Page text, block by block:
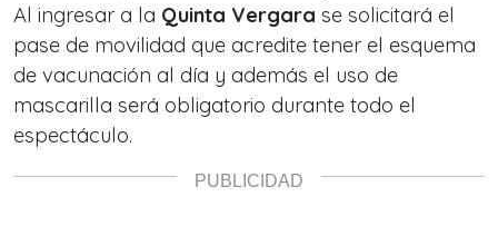
Al ingresar a la Quinta Vergara se solicitará el
pase de movilidad que acredite tener el esquema
de vacunación al día y además el uso de
mascarilla será obligatorio durante todo el
espectáculo.